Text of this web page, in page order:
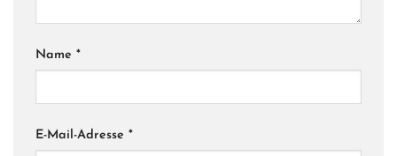
Name *
E-Mail-Adresse *